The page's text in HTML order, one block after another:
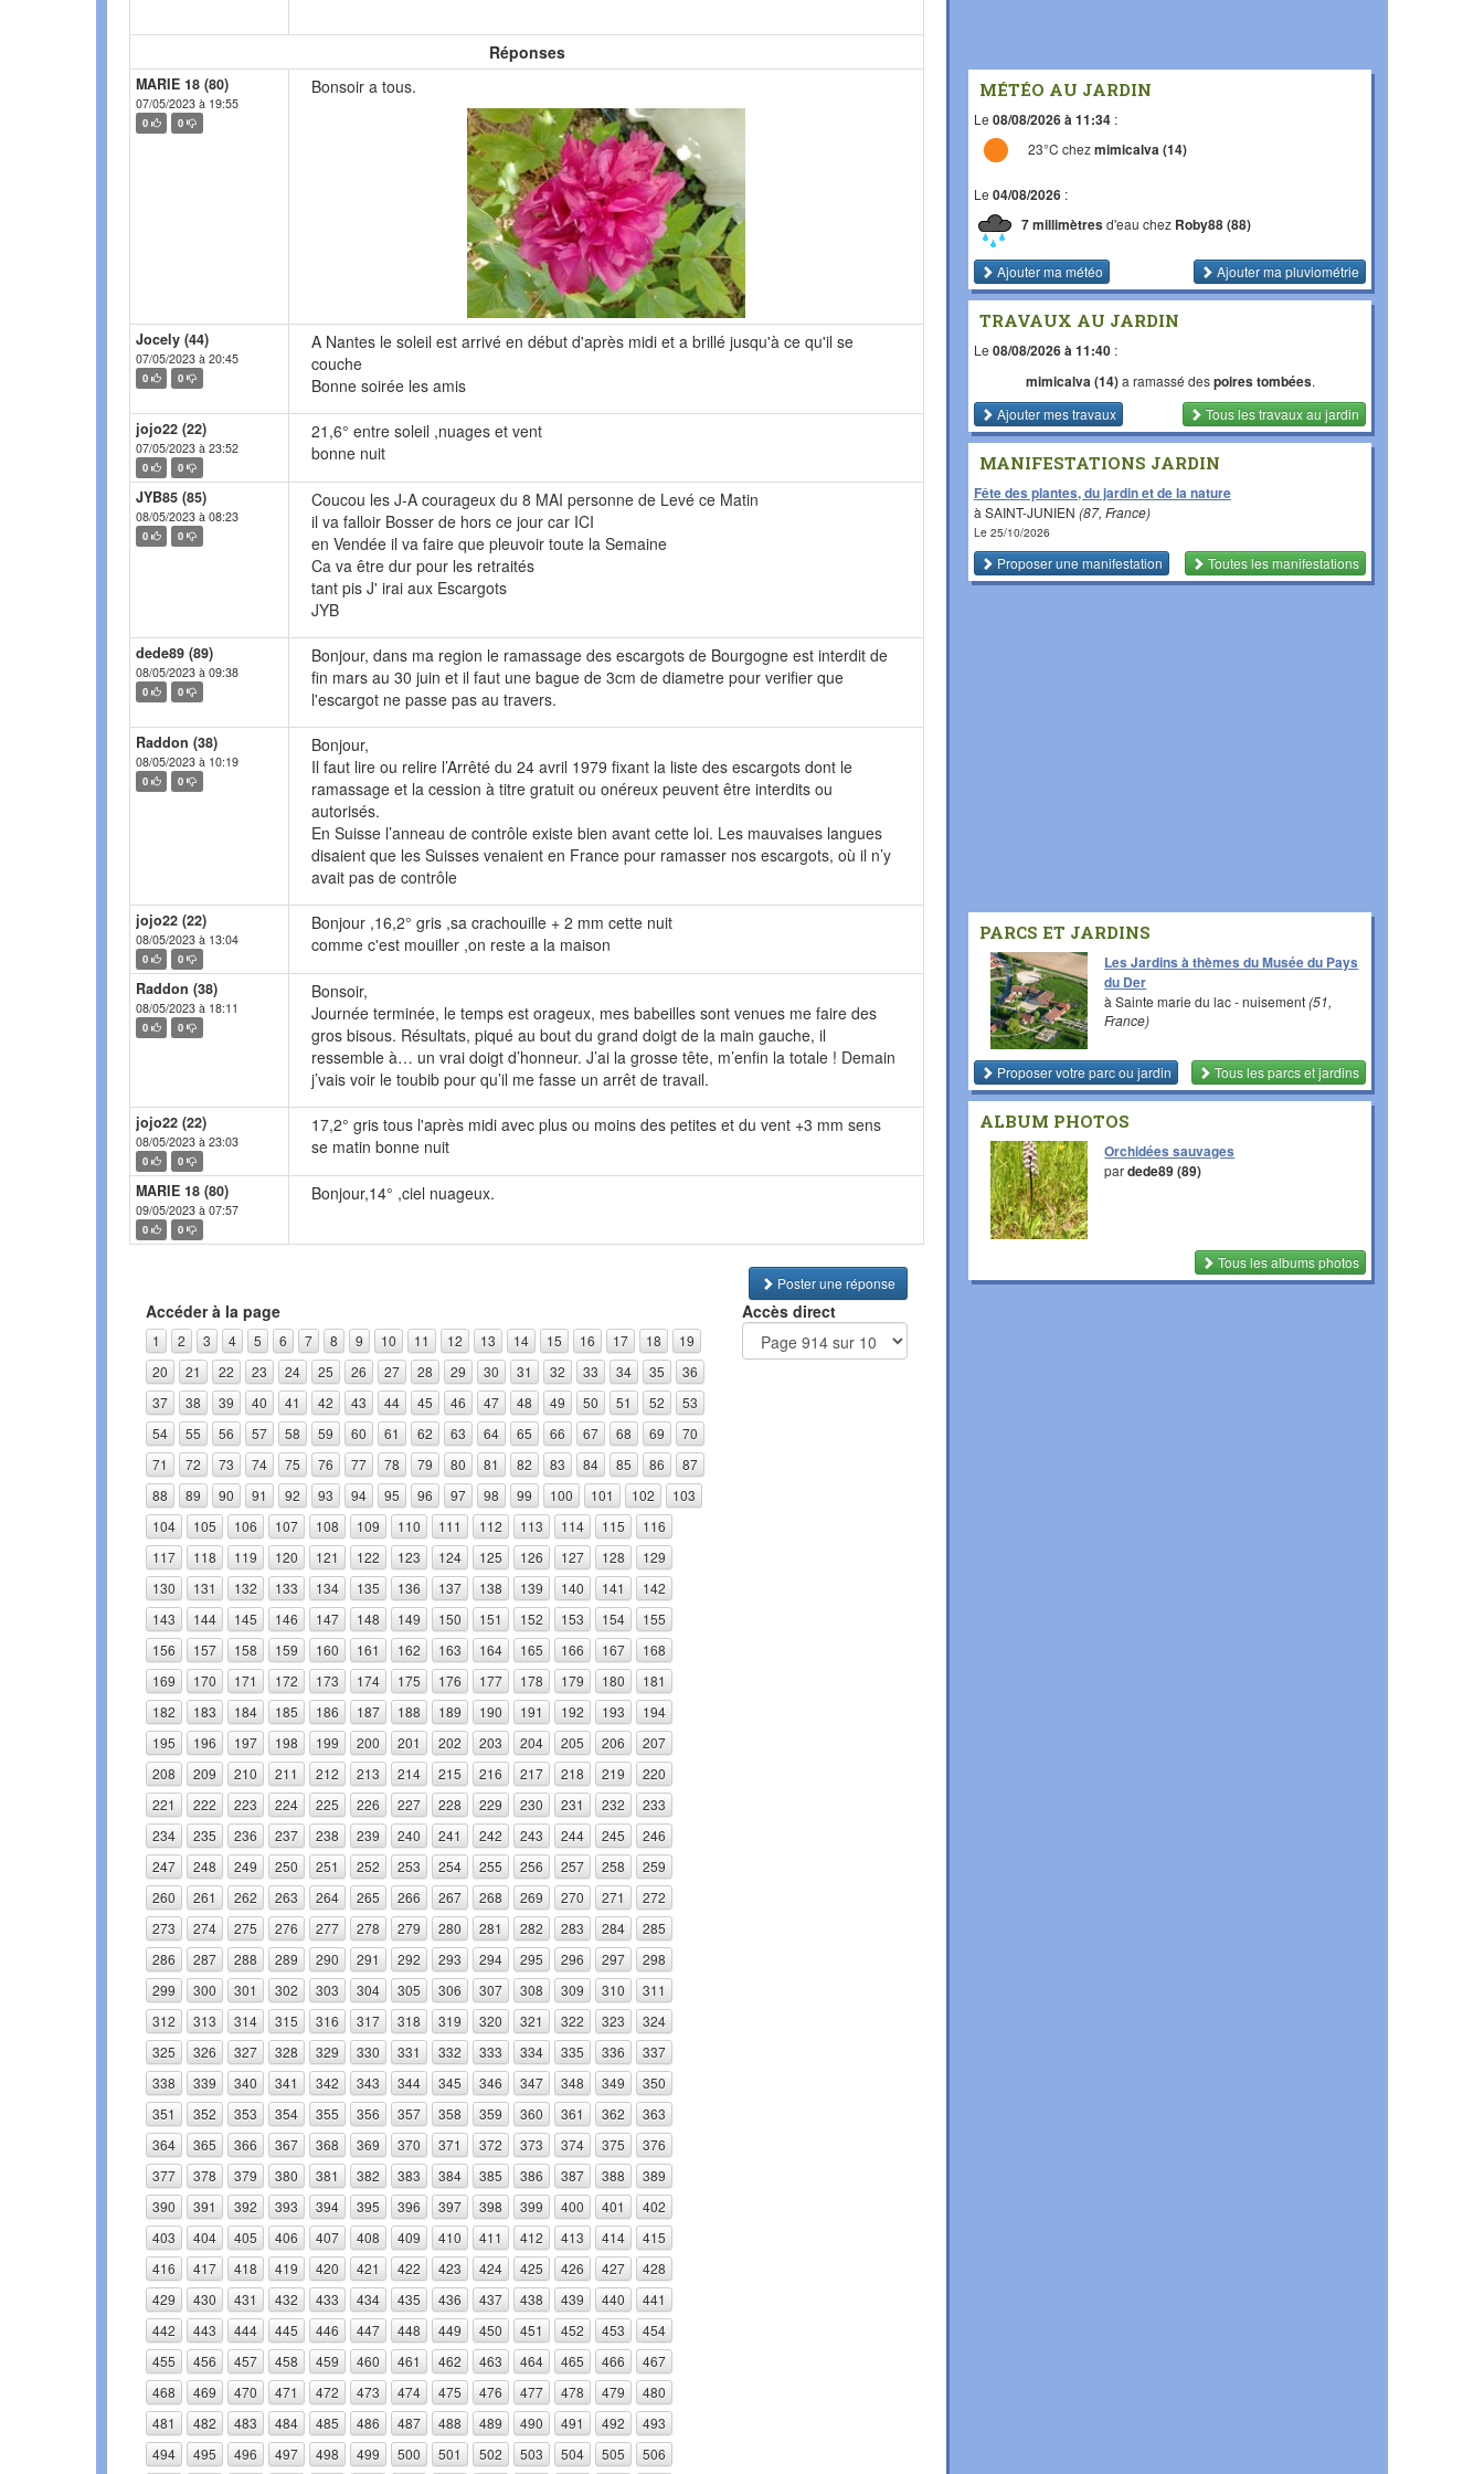
Réponses
MARIE 18 (80)
07/05/2023 à 19:55
0 0
Bonsoir a tous.
Jocely (44)
07/05/2023 à 20:45
0 0
A Nantes le soleil est arrivé en début d'après midi et a brillé jusqu'à ce qu'il se
couche
Bonne soirée les amis
jojo22 (22)
07/05/2023 à 23:52
0 0
21,6° entre soleil ,nuages et vent
bonne nuit
JYB85 (85)
08/05/2023 à 08:23
0 0
Coucou les J-A courageux du 8 MAI personne de Levé ce Matin
il va falloir Bosser de hors ce jour car ICI
en Vendée il va faire que pleuvoir toute la Semaine
Ca va être dur pour les retraités
tant pis J' irai aux Escargots
JYB
dede89 (89)
08/05/2023 à 09:38
0 0
Bonjour, dans ma region le ramassage des escargots de Bourgogne est interdit de
fin mars au 30 juin et il faut une bague de 3cm de diametre pour verifier que
l'escargot ne passe pas au travers.
Raddon (38)
08/05/2023 à 10:19
0 0
Bonjour,
Il faut lire ou relire l’Arrêté du 24 avril 1979 fixant la liste des escargots dont le
ramassage et la cession à titre gratuit ou onéreux peuvent être interdits ou
autorisés.
En Suisse l’anneau de contrôle existe bien avant cette loi. Les mauvaises langues
disaient que les Suisses venaient en France pour ramasser nos escargots, où il n’y
avait pas de contrôle
jojo22 (22)
08/05/2023 à 13:04
0 0
Bonjour ,16,2° gris ,sa crachouille + 2 mm cette nuit
comme c'est mouiller ,on reste a la maison
Raddon (38)
08/05/2023 à 18:11
0 0
Bonsoir,
Journée terminée, le temps est orageux, mes babeilles sont venues me faire des
gros bisous. Résultats, piqué au bout du grand doigt de la main gauche, il
ressemble à… un vrai doigt d’honneur. J’ai la grosse tête, m’enfin la totale ! Demain
j’vais voir le toubib pour qu’il me fasse un arrêt de travail.
jojo22 (22)
08/05/2023 à 23:03
0 0
17,2° gris tous l'après midi avec plus ou moins des petites et du vent +3 mm sens
se matin bonne nuit
MARIE 18 (80)
09/05/2023 à 07:57
0 0
Bonjour,14° ,ciel nuageux.
Poster une réponse
Accéder à la page
1 2 3 4 5 6 7 8 9 10 11 12 13 14 15 16 17 18
19
20
21 22 23 24 25 26 27 28 29 30 31 32 33 34 35
36
37
38 39 40 41 42 43 44 45 46 47 48 49 50 51 52
53
54
55 56 57 58 59 60 61 62 63 64 65 66 67 68 69
70
71
72 73 74 75 76 77 78 79 80 81 82 83 84 85 86
87
88
89 90 91 92 93 94 95 96 97 98 99 100 101 102
103
104
105 106 107 108 109 110 111 112 113 114 115
116
117
118 119 120 121 122 123 124 125 126 127 128
129
130
131 132 133 134 135 136 137 138 139 140 141
142
143
144 145 146 147 148 149 150 151 152 153 154
155
156
157 158 159 160 161 162 163 164 165 166 167
168
169
170 171 172 173 174 175 176 177 178 179 180
181
182
183 184 185 186 187 188 189 190 191 192 193
194
195
196 197 198 199 200 201 202 203 204 205 206
207
208
209 210 211 212 213 214 215 216 217 218 219
220
221
222 223 224 225 226 227 228 229 230 231 232
233
234
235 236 237 238 239 240 241 242 243 244 245
246
247
248 249 250 251 252 253 254 255 256 257 258
259
260
261 262 263 264 265 266 267 268 269 270 271
272
273
274 275 276 277 278 279 280 281 282 283 284
285
286
287 288 289 290 291 292 293 294 295 296 297
298
299
300 301 302 303 304 305 306 307 308 309 310
311
312
313 314 315 316 317 318 319 320 321 322 323
324
325
326 327 328 329 330 331 332 333 334 335 336
337
338
339 340 341 342 343 344 345 346 347 348 349
350
351
352 353 354 355 356 357 358 359 360 361 362
363
364
365 366 367 368 369 370 371 372 373 374 375
376
377
378 379 380 381 382 383 384 385 386 387 388
389
390
391 392 393 394 395 396 397 398 399 400 401
402
403
404 405 406 407 408 409 410 411 412 413 414
415
416
417 418 419 420 421 422 423 424 425 426 427
428
429
430 431 432 433 434 435 436 437 438 439 440
441
442
443 444 445 446 447 448 449 450 451 452 453
454
455
456 457 458 459 460 461 462 463 464 465 466
467
468
469 470 471 472 473 474 475 476 477 478 479
480
481
482 483 484 485 486 487 488 489 490 491 492
493
494
495 496 497 498 499 500 501 502 503 504 505 506
Accès direct
MÉTÉO AU JARDIN
Le 08/08/2026 à 11:34 :
23°C chezmimicalva (14)
Le 04/08/2026 :
7 millimètresd'eau chez Roby88 (88)
Ajouter ma météo Ajouter ma pluviométrie
TRAVAUX AU JARDIN
Le 08/08/2026 à 11:40 :
mimicalva (14)a ramassé despoires tombées.
Ajouter mes travaux
Tous les travauxau jardin
MANIFESTATIONS JARDIN
Fête des plantes, du jardin et de la nature
à SAINT-JUNIEN (87, France)
Le 25/10/2026
Proposer une manifestation Toutes les manifestations
PARCS ET JARDINS
Les Jardins à thèmes du Musée du Pays
du Der
à Sainte marie du lac - nuisement(51,
France)
Proposer votre parc ou jardin Tous les parcs et jardins
ALBUM PHOTOS
Orchidées sauvages
pardede89 (89)
Tous les albums photos